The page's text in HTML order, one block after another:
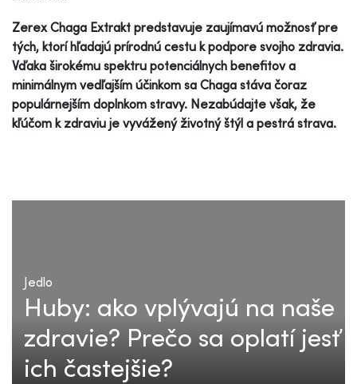
Zerex Chaga Extrakt predstavuje zaujímavú možnosť pre
tých, ktorí hľadajú prírodnú cestu k podpore svojho zdravia.
Vďaka širokému spektru potenciálnych benefitov a
minimálnym vedľajším účinkom sa Chaga stáva čoraz
populárnejším doplnkom stravy. Nezabúdajte však, že
kľúčom k zdraviu je vyvážený životný štýl a pestrá strava.
Jedlo
Huby: ako vplývajú na naše
zdravie? Prečo sa oplatí jesť
ich častejšie?